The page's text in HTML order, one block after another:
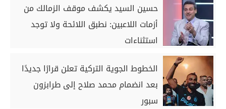
حسين السيد يكشف موقف الزمالك من
أزمات اللاعبين: نطبق اللائحة ولا توجد
استثناءات
الخطوط الجوية التركية تعلن قرارًا جديدًا
بعد انضمام محمد صلاح إلى طرابزون
سبور